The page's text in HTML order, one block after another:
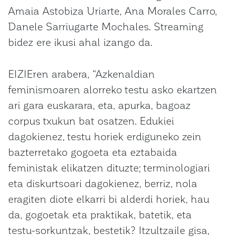
Amaia Astobiza Uriarte, Ana Morales Carro,
Danele Sarriugarte Mochales. Streaming
bidez ere ikusi ahal izango da.
EIZIEren arabera, “Azkenaldian
feminismoaren alorreko testu asko ekartzen
ari gara euskarara, eta, apurka, bagoaz
corpus txukun bat osatzen. Edukiei
dagokienez, testu horiek erdiguneko zein
bazterretako gogoeta eta eztabaida
feministak elikatzen dituzte; terminologiari
eta diskurtsoari dagokienez, berriz, nola
eragiten diote elkarri bi alderdi horiek, hau
da, gogoetak eta praktikak, batetik, eta
testu-sorkuntzak, bestetik? Itzultzaile gisa,